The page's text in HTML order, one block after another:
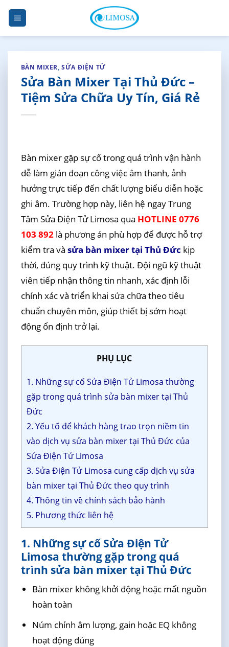
Skip
content
BÀN MIXER,SỬA ĐIỆN TỬ
Sửa Bàn Mixer Tại Thủ Đức –
Tiệm Sửa Chữa Uy Tín, Giá Rẻ
Bàn mixer gặp sự cố trong quá trình vận hành
dễ làm gián đoạn công việc âm thanh, ảnh
hưởng trực tiếp đến chất lượng biểu diễn hoặc
ghi âm. Trường hợp này, liên hệ ngay Trung
Tâm Sửa Điện Tử Limosa qua HOTLINE 0776
103 892là phương án phù hợp để được hỗ trợ
kiểm tra và sửa bàn mixer tại Thủ Đức kịp
thời, đúng quy trình kỹ thuật. Đội ngũ kỹ thuật
viên tiếp nhận thông tin nhanh, xác định lỗi
chính xác và triển khai sửa chữa theo tiêu
chuẩn chuyên môn, giúp thiết bị sớm hoạt
động ổn định trở lại.
PHỤ LỤC
1. Những sự cố Sửa Điện Tử Limosa thường
gặp trong quá trình sửa bàn mixer tại Thủ
Đức
2. Yếu tố để khách hàng trao trọn niềm tin
vào dịch vụ sửa bàn mixer tại Thủ Đức của
Sửa Điện Tử Limosa
3. Sửa Điện Tử Limosa cung cấp dịch vụ sửa
bàn mixer tại Thủ Đức theo quy trình
4. Thông tin về chính sách bảo hành
5. Phương thức liên hệ
1. Những sự cố Sửa Điện Tử
Limosa thường gặp trong quá
trình sửa bàn mixer tại Thủ Đức
Bàn mixer không khởi động hoặc mất nguồn
hoàn toàn
Núm chỉnh âm lượng, gain hoặc EQ không
hoạt động đúng